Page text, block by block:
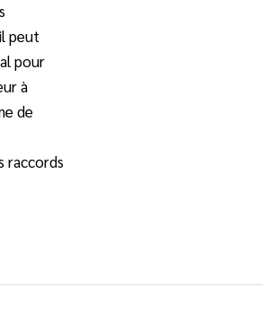
peut
pour
à
de
raccords